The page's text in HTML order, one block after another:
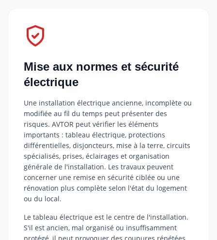
Mise aux normes et sécurité
électrique
Une installation électrique ancienne, incomplète ou
modifiée au fil du temps peut présenter des
risques. AVTOR peut vérifier les éléments
importants : tableau électrique, protections
différentielles, disjoncteurs, mise à la terre, circuits
spécialisés, prises, éclairages et organisation
générale de l'installation. Les travaux peuvent
concerner une remise en sécurité ciblée ou une
rénovation plus complète selon l'état du logement
ou du local.
Le tableau électrique est le centre de l'installation.
S'il est ancien, mal organisé ou insuffisamment